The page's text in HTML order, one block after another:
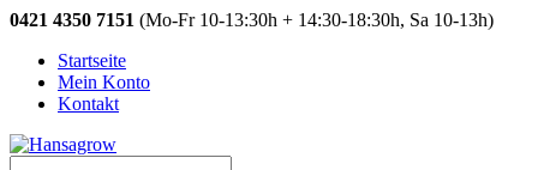
0421 4350 7151 (Mo-Fr 10-13:30h + 14:30-18:30h, Sa 10-13h)
Startseite
Mein Konto
Kontakt